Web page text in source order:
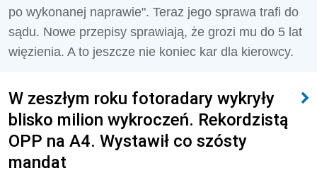
po wykonanej naprawie". Teraz jego sprawa trafi do
sądu. Nowe przepisy sprawiają, że grozi mu do 5 lat
więzienia. A to jeszcze nie koniec kar dla kierowcy.
W zeszłym roku fotoradary wykryły
blisko milion wykroczeń. Rekordzistą
OPP na A4. Wystawił co szósty
mandat